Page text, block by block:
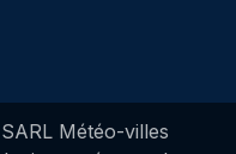
Météo-villes